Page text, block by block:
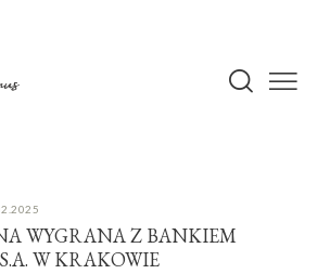
WYGRANA Z BANKIEM
W KRAKOWIE